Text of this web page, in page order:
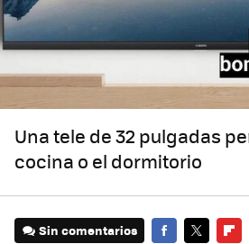
Una tele de 32 pulgadas
cocina o el dormitorio
Sin comentarios